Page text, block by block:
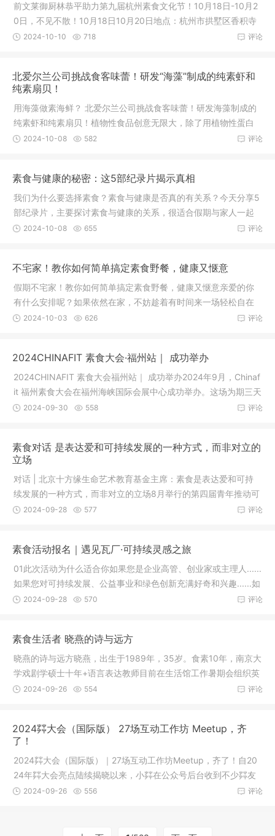
前文莱御厨林恭平助力第九届杭州素食文化节！10月18日-10月2
0日，不见不散！10月18日10月20日地点：杭州市拱墅区香积寺
旁英蓝中
评论
2024-10-10 718
北爱尔兰公司挑战食客味蕾！研发“海藻”制成的纯素虾和
纯素扇贝！
用海藻做素海鲜？ 北爱尔兰公司挑战食客味蕾！研发海藻制成的
纯素虾和纯素扇贝！植物性食品创意无限大，除了用植物性蛋白
制作植
评论
2024-10-08 582
素食与健康的秘密：这5部纪录片揭示真相
我们为什么要选择素食？素食与健康是否真的有关系？今天分享5
部纪录片，主要探讨素食与健康的关系，很适合假期与家人一起
观看，
评论
2024-10-08 655
不宅家！教你如何简单搞定素食野餐，健康又惬意
假期不宅家！教你如何简单搞定素食野餐，健康又惬意亲爱的你
有什么安排呢？如果依然在家，不妨趁着有时间来一场轻松自在
的素食野
评论
2024-10-03 626
2024CHINAFIT 素食大会·福州站｜ 成功举办
2024CHINAFIT 素食大会福州站｜ 成功举办2024年9月，Chinaf
it 福州素食大会在福州海峡国际会展中心成功举办。这场为期三天
的盛会
评论
2024-09-30 558
素食对话 是表达爱和可持续发展的一种方式，而非对立的
立场
对话 | 北京十方缘生命艺术教育基金主席：素食是表达爱和可持
续发展的一种方式，而非对立的立场8月举行的第四届青年推动可
持续发
评论
2024-09-28 577
素食活动报名｜遇见瓦厂·可持续灵感之旅
01此次活动为什么适合你如果您是企业高管、创业家或主理人......
如果您对可持续发展、公益事业和绿色创新充满好奇和兴趣......如
评论
2024-09-28 570
素食生活者 晓燕的诗与远方
晓燕的诗与远方晓燕，出生于1989年，35岁。食素10年，南京大
学戏剧学硕士十年+语言表达教师目前在生活馆工作暑期会组织英
国亲子
评论
2024-09-26 554
2024茻大会（国际版） 27场互动工作坊 Meetup，齐
了！
2024茻大会（国际版）｜27场互动工作坊Meetup，齐了！自20
24年茻大会亮点陆续揭晓以来，小茻在公众号后台收到不少茻友
询问，最为
评论
2024-09-26 556